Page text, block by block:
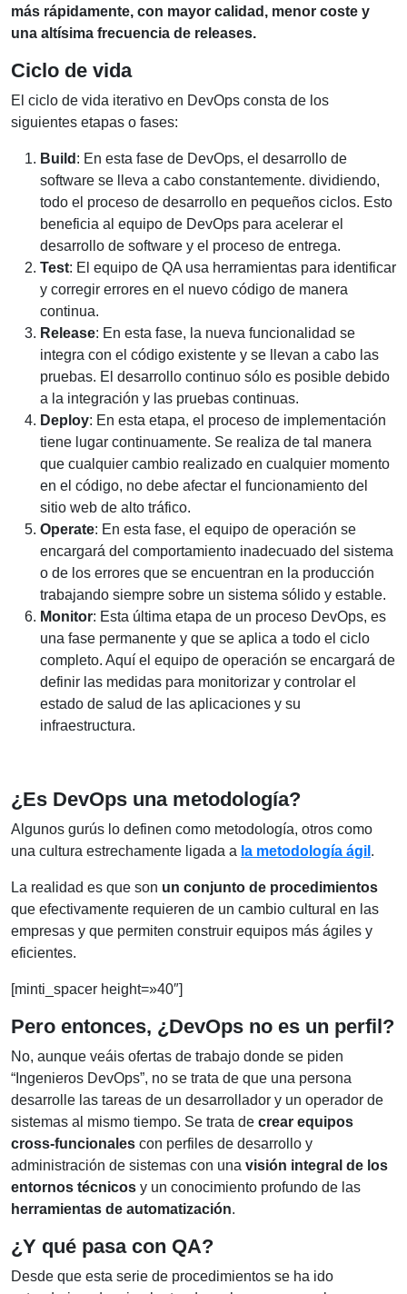
más rápidamente, con mayor calidad, menor coste y
una altísima frecuencia de releases.
Ciclo de vida
El ciclo de vida iterativo en DevOps consta de los
siguientes etapas o fases:
Build : En esta fase de DevOps, el desarrollo de
software se lleva a cabo constantemente. dividiendo,
todo el proceso de desarrollo en pequeños ciclos. Esto
beneficia al equipo de DevOps para acelerar el
desarrollo de software y el proceso de entrega.
Test: El equipo de QA usa herramientas para identificar
y corregir errores en el nuevo código de manera
continua.
Release: En esta fase, la nueva funcionalidad se
integra con el código existente y se llevan a cabo las
pruebas. El desarrollo continuo sólo es posible debido
a la integración y las pruebas continuas.
Deploy: En esta etapa, el proceso de implementación
tiene lugar continuamente. Se realiza de tal manera
que cualquier cambio realizado en cualquier momento
en el código, no debe afectar el funcionamiento del
sitio web de alto tráfico.
Operate: En esta fase, el equipo de operación se
encargará del comportamiento inadecuado del sistema
o de los errores que se encuentran en la producción
trabajando siempre sobre un sistema sólido y estable.
Monitor: Esta última etapa de un proceso DevOps, es
una fase permanente y que se aplica a todo el ciclo
completo. Aquí el equipo de operación se encargará de
definir las medidas para monitorizar y controlar el
estado de salud de las aplicaciones y su
infraestructura.
¿Es DevOps una metodología?
Algunos gurús lo definen como metodología, otros como
una cultura estrechamente ligada a la metodología ágil .
La realidad es que son un conjunto de procedimientos
que efectivamente requieren de un cambio cultural en las
empresas y que permiten construir equipos más ágiles y
eficientes.
[minti_spacer height=»40″]
Pero entonces, ¿DevOps no es un perfil?
No, aunque veáis ofertas de trabajo donde se piden
“Ingenieros DevOps”, no se trata de que una persona
desarrolle las tareas de un desarrollador y un operador de
sistemas al mismo tiempo. Se trata de crear equipos
cross-funcionales con perfiles de desarrollo y
administración de sistemas con una visión integral de los
entornos técnicos y un conocimiento profundo de las
herramientas de automatización.
¿Y qué pasa con QA?
Desde que esta serie de procedimientos se ha ido